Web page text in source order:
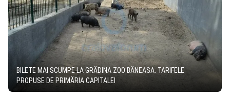
BILETE MAI SCUMPE LA GRĂDINA ZOO BĂNEASA: TARIFELE
PROPUSE DE PRIMĂRIA CAPITALEI